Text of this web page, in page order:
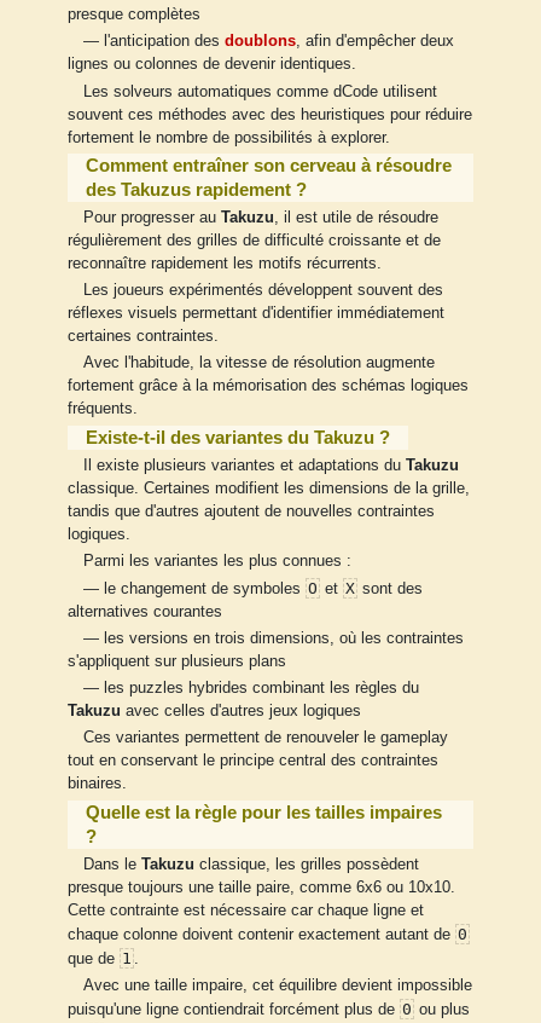
presque complètes
— l'anticipation des doublons, afin d'empêcher deux
lignes ou colonnes de devenir identiques.
Les solveurs automatiques comme dCode utilisent
souvent ces méthodes avec des heuristiques pour réduire
fortement le nombre de possibilités à explorer.
Comment entraîner son cerveau à résoudre
des Takuzus rapidement ?
Pour progresser au Takuzu, il est utile de résoudre
régulièrement des grilles de difficulté croissante et de
reconnaître rapidement les motifs récurrents.
Les joueurs expérimentés développent souvent des
réflexes visuels permettant d'identifier immédiatement
certaines contraintes.
Avec l'habitude, la vitesse de résolution augmente
fortement grâce à la mémorisation des schémas logiques
fréquents.
Existe-t-il des variantes du Takuzu ?
Il existe plusieurs variantes et adaptations du Takuzu
classique. Certaines modifient les dimensions de la grille,
tandis que d'autres ajoutent de nouvelles contraintes
logiques.
Parmi les variantes les plus connues :
— le changement de symboles Oet Xsont des
alternatives courantes
— les versions en trois dimensions, où les contraintes
s'appliquent sur plusieurs plans
— les puzzles hybrides combinant les règles du
Takuzu avec celles d'autres jeux logiques
Ces variantes permettent de renouveler le gameplay
tout en conservant le principe central des contraintes
binaires.
Quelle est la règle pour les tailles impaires
?
Dans le Takuzu classique, les grilles possèdent
presque toujours une taille paire, comme 6x6 ou 10x10.
Cette contrainte est nécessaire car chaque ligne et
chaque colonne doivent contenir exactement autant de 0
que de 1 .
Avec une taille impaire, cet équilibre devient impossible
puisqu'une ligne contiendrait forcément plus de 0 ou plus